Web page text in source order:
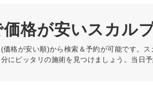
格が安いスカル
価格が安い順)から検索＆予約が可能です。
にピッタリの施術を見つけましょう。当日